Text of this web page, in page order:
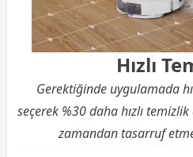
Hızlı
Gerektiğinde uygulamada
seçerek %30 daha hızlı
zamandan tasarruf